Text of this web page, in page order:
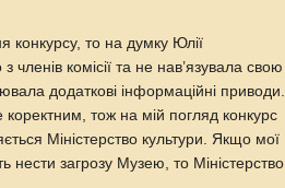
конкурсу, то на думку Юлії
комісії та не нав’язувала свою
додаткові інформаційні приводи.
тож на мій погляд конкурс
Міністерство культури. Якщо мої
нести загрозу Музею, то Міністерство